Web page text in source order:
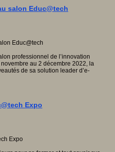
salon Educ@tech
professionnel de l’innovation
au 2 décembre 2022, la
de sa solution leader d’e-
Expo